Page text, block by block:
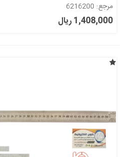
مرجع: 6216200
1,408,000 ریال